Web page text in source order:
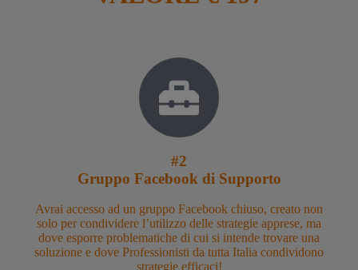
#2
Gruppo Facebook di Supporto
Avrai accesso ad un gruppo Facebook chiuso, creato non
solo per condividere l’utilizzo delle strategie apprese, ma
dove esporre problematiche di cui si intende trovare una
soluzione e dove Professionisti da tutta Italia condividono
strategie efficaci!